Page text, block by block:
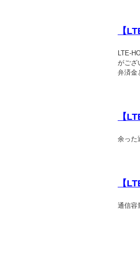
【
LTE-
がござ
弁済金
【
余った
【
通信容